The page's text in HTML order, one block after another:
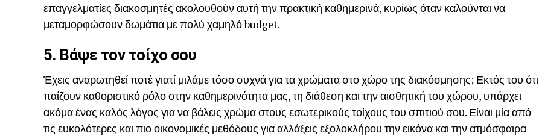
επαγγελματίες διακοσμητές ακολουθούν αυτή την πρακτική καθημερινά, κυρίως όταν καλούνται να
μεταμορφώσουν δωμάτια με πολύ χαμηλό budget.
5. Βάψε τον τοίχο σου
Έχεις αναρωτηθεί ποτέ γιατί μιλάμε τόσο συχνά για τα χρώματα στο χώρο της διακόσμησης; Εκτός του ότι
παίζουν καθοριστικό ρόλο στην καθημερινότητα μας, τη διάθεση και την αισθητική του χώρου, υπάρχει
ακόμα ένας καλός λόγος για να βάλεις χρώμα στους εσωτερικούς τοίχους του σπιτιού σου. Είναι μία από
τις ευκολότερες και πιο οικονομικές μεθόδους για αλλάξεις εξολοκλήρου την εικόνα και την ατμόσφαιρα